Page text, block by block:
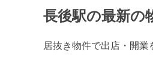
長後駅の最新の
居抜き物件で出店・開